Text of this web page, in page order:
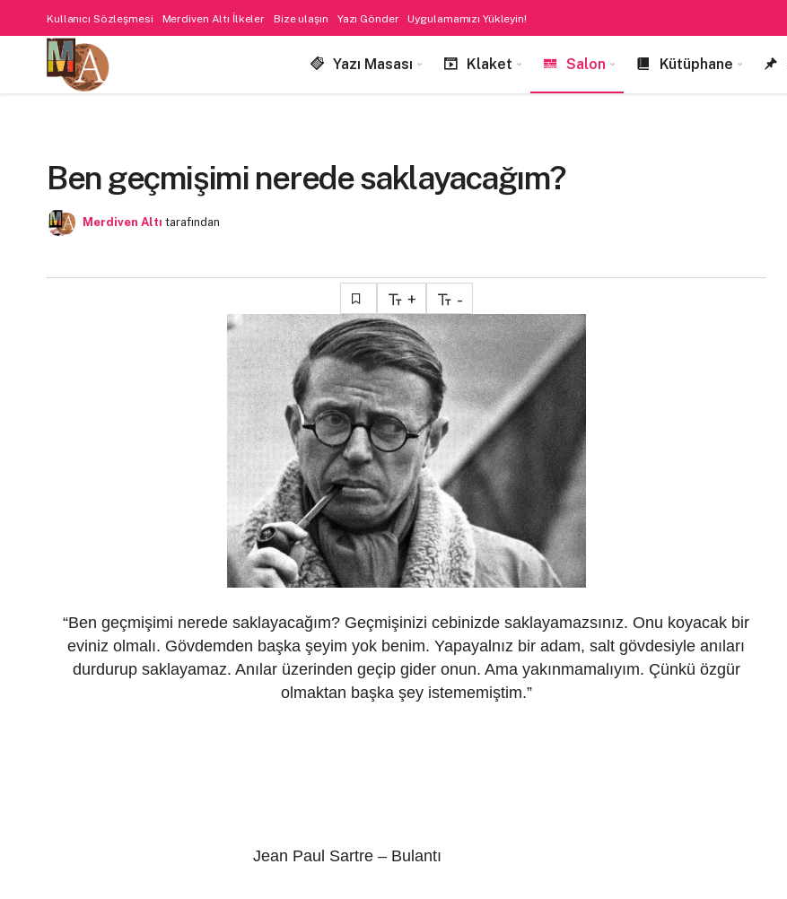
Kullanıcı Sözleşmesi Merdiven Altı İlkeler Bize ulaşın Yazı Gönder Uygulamamızı Yükleyin!
Yazı Masası Klaket Salon Kütüphane
Ben geçmişimi nerede saklayacağım?
Merdiven Altı tarafından
+ -
“Ben geçmişimi nerede saklayacağım? Geçmişinizi cebinizde saklayamazsınız. Onu koyacak bir
eviniz olmalı. Gövdemden başka şeyim yok benim. Yapayalnız bir adam, salt gövdesiyle anıları
durdurup saklayamaz. Anılar üzerinden geçip gider onun. Ama yakınmamalıyım. Çünkü özgür
olmaktan başka şey istememiştim.”
Jean Paul Sartre – Bulantı